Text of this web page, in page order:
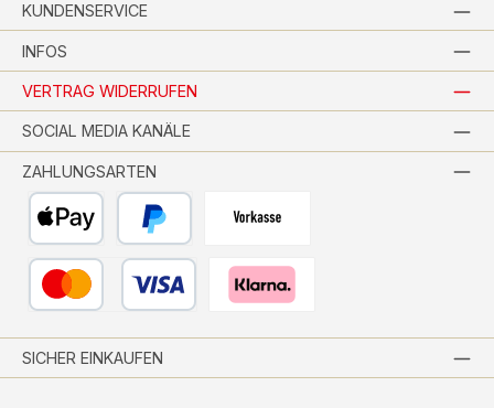
KUNDENSERVICE
INFOS
VERTRAG WIDERRUFEN
ZAHLUNGSARTEN
SOCIAL MEDIA KANÄLE
SICHER EINKAUFEN